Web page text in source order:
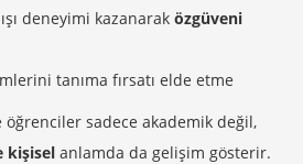
deneyimi kazanarak özgüveni
tanıma fırsatı elde etme
sadece akademik değil,
kişisel anlamda da gelişim gösterir.